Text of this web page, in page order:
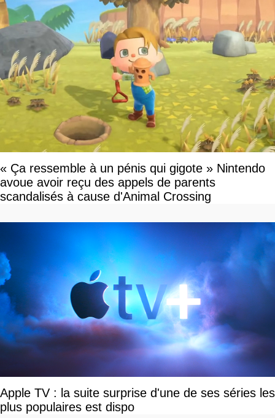
« Ça ressemble à un pénis qui gigote » Nintendo
avoue avoir reçu des appels de parents
scandalisés à cause d'Animal Crossing
Apple TV : la suite surprise d'une de ses séries les
plus populaires est dispo